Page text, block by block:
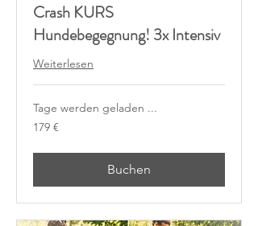
Crash KURS
Hundebegegnung! 3x Intensiv
Weiterlesen
Tage werden geladen ...
179
Euro
179 €
Buchen